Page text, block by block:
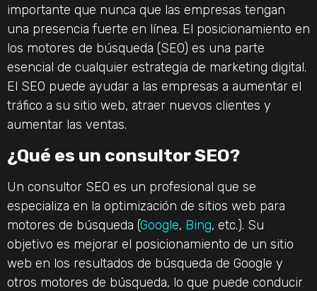
importante que nunca que las empresas tengan
una presencia fuerte en línea. El posicionamiento en
los motores de búsqueda (SEO) es una parte
esencial de cualquier estrategia de marketing digital.
El SEO puede ayudar a las empresas a aumentar el
tráfico a su sitio web, atraer nuevos clientes y
aumentar las ventas.
¿Qué es un consultor SEO?
Un consultor SEO es un profesional que se
especializa en la optimización de sitios web para
motores de búsqueda (Google, Bing, etc.). Su
objetivo es mejorar el posicionamiento de un sitio
web en los resultados de búsqueda de Google y
otros motores de búsqueda, lo que puede conducir